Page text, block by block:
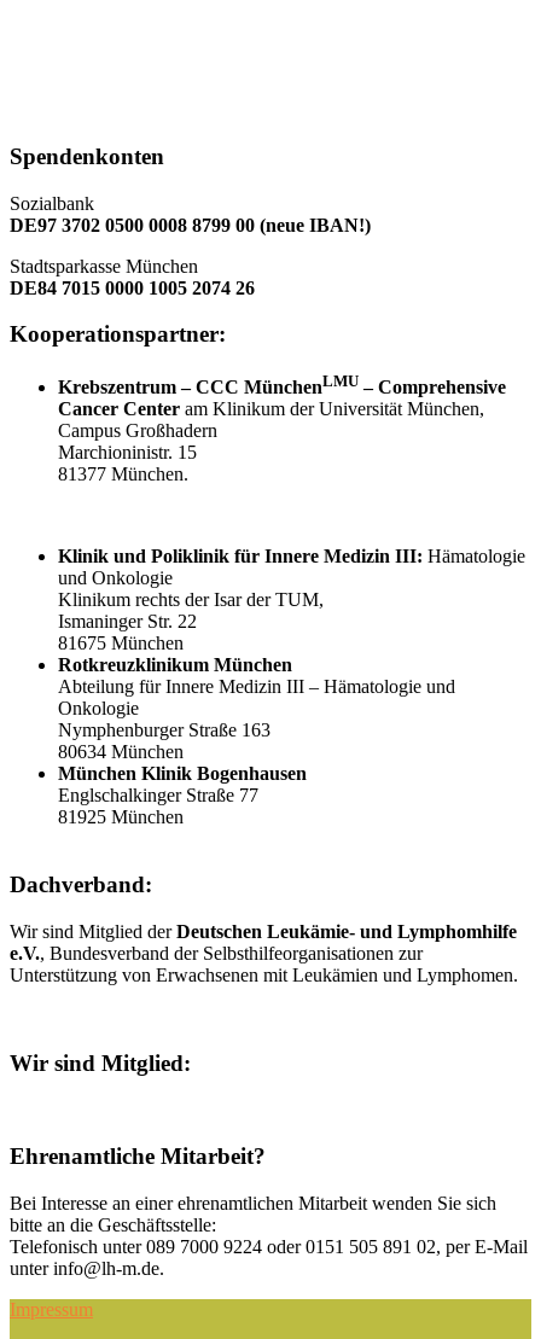
Spendenkonten
Sozialbank
DE97 3702 0500 0008 8799 00 (neue IBAN!)
Stadtsparkasse München
DE84 7015 0000 1005 2074 26
Kooperationspartner:
Krebszentrum – CCC MünchenLMU – Comprehensive
Cancer Center am Klinikum der Universität München,
Campus Großhadern
Marchioninistr. 15
81377 München.
Klinik und Poliklinik für Innere Medizin III: Hämatologie
und Onkologie
Klinikum rechts der Isar der TUM,
Ismaninger Str. 22
81675 München
Rotkreuzklinikum München
Abteilung für Innere Medizin III – Hämatologie und
Onkologie
Nymphenburger Straße 163
80634 München
München Klinik Bogenhausen
Englschalkinger Straße 77
81925 München
Dachverband:
Wir sind Mitglied derDeutschen Leukämie- und Lymphomhilfe
e.V., Bundesverband der Selbsthilfeorganisationen zur
Unterstützung von Erwachsenen mit Leukämien und Lymphomen.
Wir sind Mitglied:
Ehrenamtliche Mitarbeit?
Bei Interesse an einer ehrenamtlichen Mitarbeit wenden Sie sich
bitte an die Geschäftsstelle:
Telefonisch unter 089 7000 9224 oder 0151 505 891 02, per E-Mail
unter info@lh-m.de.
Impressum